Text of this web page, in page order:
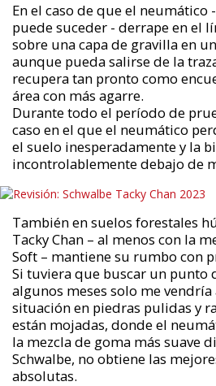
En el caso de que el neumático
puede suceder - derrape en el
sobre una capa de gravilla en
aunque pueda salirse de la
recupera tan pronto como
área con más agarre.
Durante todo el período de
caso en el que el neumático
el suelo inesperadamente y la
incontrolablemente debajo de
También en suelos forestales
Tacky Chan – al menos con la
Soft – mantiene su rumbo con
Si tuviera que buscar un punto
algunos meses solo me vendría
situación en piedras pulidas y
están mojadas, donde el
la mezcla de goma más suave
Schwalbe, no obtiene las
absolutas.